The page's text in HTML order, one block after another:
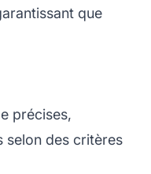
que
précises,
selon des critères